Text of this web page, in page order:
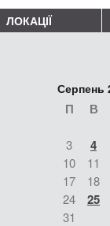
ЛОКАЦІЇ
Серпень
П В
3 4
10
11
17
18
24
25
31